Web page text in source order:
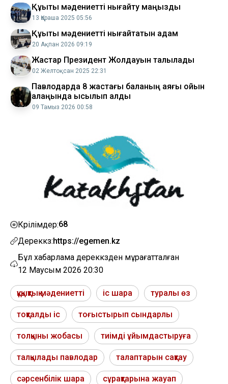
Құқықтық мәдениетті нығайту маңызды
13 Қараша 2025 05:56
Құқықтық мәдениетті нығайтатын қадам
20 Ақпан 2026 09:19
Жастар Президент Жолдауын талқылады
02 Желтоқсан 2025 22:31
Павлодарда 8 жастағы баланың аяғы ойын
алаңында қысылып қалды
09 Тамыз 2026 00:58
Көрілімдер:68
Дереккөз:https://egemen.kz
Бұл хабарлама дереккөзден мұрағатталған
12 Маусым 2026 20:30
құқықтық мәдениетті іс шара туралы өз
тоқталды іс тоғыстырып сындарлы
толқыны жобасы тиімді ұйымдастыруға
талқылады павлодар талаптарын сақтау
сәрсенбілік шара сұрақтарына жауап